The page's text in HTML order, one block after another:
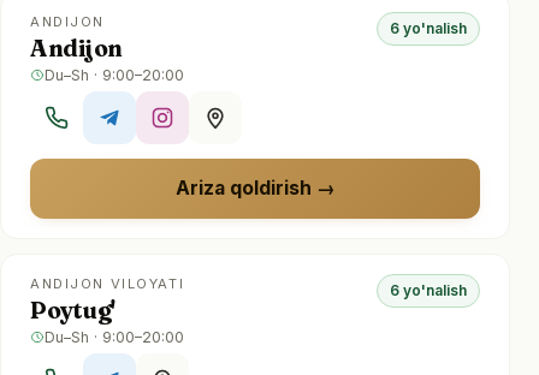
ANDIJON
Andijon
6 yo'nalish
Du–Sh · 9:00–20:00
Ariza qoldirish
ANDIJON VILOYATI
Poytug'
6 yo'nalish
Du–Sh · 9:00–20:00